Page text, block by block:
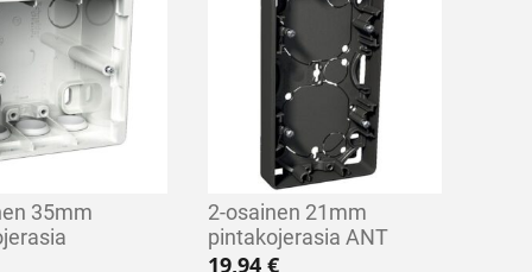
35mm
2-osainen 21mm
pintakojerasia ANT
19,94€